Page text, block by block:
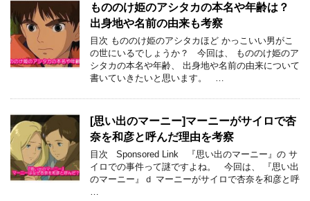
もののけ姫のアシタカの本名や年齢は？
出身地や名前の由来も考察
目次 もののけ姫のアシタカほど かっこいい男がこ
の世にいるでしょうか？ 今回は、 もののけ姫のア
シタカの本名や年齢、 出身地や名前の由来について
書いていきたいと思います。 …
[思い出のマーニー]マーニーがサイロで杏
奈を和彦と呼んだ理由を考察
目次 Sponsored Link 『思い出のマーニー』の サ
イロでの事件って謎ですよね。 今回は、 『思い出
のマーニー』ｄ マーニーがサイロで杏奈を和彦と呼